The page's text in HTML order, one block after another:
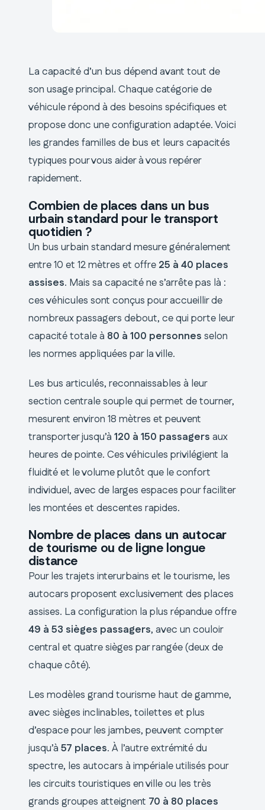
La capacité d’un bus dépend avant tout de
son usage principal. Chaque catégorie de
véhicule répond à des besoins spécifiques et
propose donc une configuration adaptée. Voici
les grandes familles de bus et leurs capacités
typiques pour vous aider à vous repérer
rapidement.
Combien de places dans un bus
urbain standard pour le transport
quotidien ?
Un bus urbain standard mesure généralement
entre 10 et 12 mètres et offre 25 à 40 places
assises. Mais sa capacité ne s’arrête pas là :
ces véhicules sont conçus pour accueillir de
nombreux passagers debout, ce qui porte leur
capacité totale à 80 à 100 personnes selon
les normes appliquées par la ville.
Les bus articulés, reconnaissables à leur
section centrale souple qui permet de tourner,
mesurent environ 18 mètres et peuvent
transporter jusqu’à 120 à 150 passagers aux
heures de pointe. Ces véhicules privilégient la
fluidité et le volume plutôt que le confort
individuel, avec de larges espaces pour faciliter
les montées et descentes rapides.
Nombre de places dans un autocar
de tourisme ou de ligne longue
distance
Pour les trajets interurbains et le tourisme, les
autocars proposent exclusivement des places
assises. La configuration la plus répandue offre
49 à 53 sièges passagers, avec un couloir
central et quatre sièges par rangée (deux de
chaque côté).
Les modèles grand tourisme haut de gamme,
avec sièges inclinables, toilettes et plus
d’espace pour les jambes, peuvent compter
jusqu’à 57 places. À l’autre extrémité du
spectre, les autocars à impériale utilisés pour
les circuits touristiques en ville ou les très
grands groupes atteignent 70 à 80 places